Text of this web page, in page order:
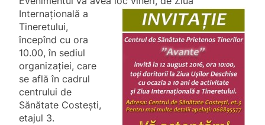
Internațională a
Tineretului,
începînd cu ora
10.00, în sediul
organizației, care
se află în cadrul
centrului de
Sănătate Costești,
etajul 3.